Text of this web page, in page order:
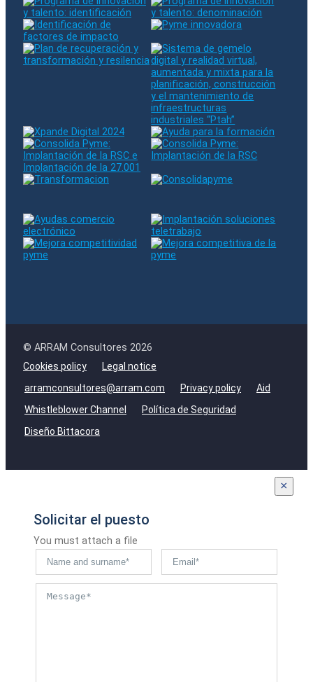
© ARRAM Consultores 2026
Cookies policy
Legal notice
arramconsultores@arram.com
Privacy policy
Aid
Whistleblower Channel
Política de Seguridad
Diseño Bittacora
×
Solicitar el puesto
You must attach a file